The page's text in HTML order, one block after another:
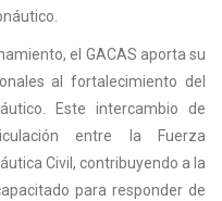
el GACAS aporta su
al fortalecimiento del
Este intercambio de
entre la Fuerza
Civil, contribuyendo a la
para responder de